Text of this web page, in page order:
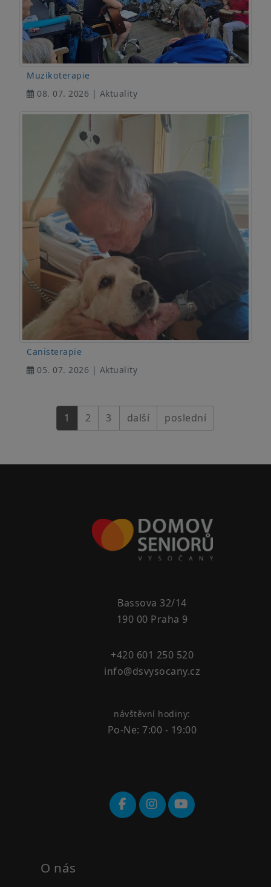
Muzikoterapie
08. 07. 2026 | Aktuality
Canisterapie
05. 07. 2026 | Aktuality
1 2 3 další poslední
Bassova 32/14
190 00 Praha 9
+420 601 250 520
info@dsvysocany.cz
návštěvní hodiny:
Po-Ne: 7:00 - 19:00
O nás